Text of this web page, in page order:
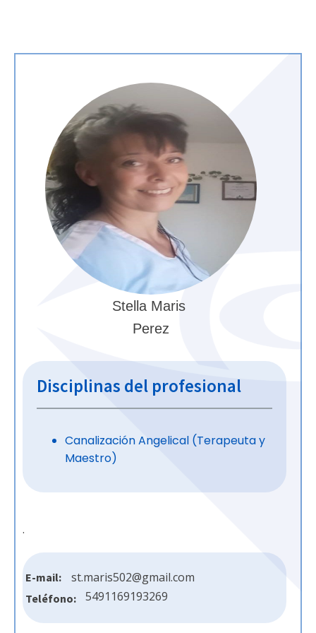
Stella Maris
Perez
Disciplinas del profesional
Canalización Angelical (Terapeuta y
Maestro)
.
E-mail: st.maris502@gmail.com
Teléfono: 5491169193269